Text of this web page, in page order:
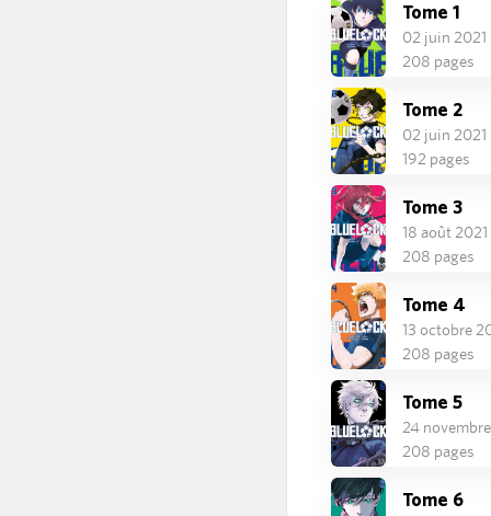
Tome 1
02 juin 2021
208 pages
Tome 2
02 juin 2021
192 pages
Tome 3
18 août 2021
208 pages
Tome 4
13 octobre
208 pages
Tome 5
24
208 pages
Tome 6